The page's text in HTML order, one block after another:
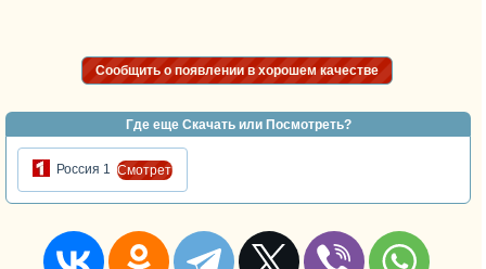
Сообщить о появлении в хорошем качестве
Где еще Скачать или Посмотреть?
Россия 1 Cмотреть